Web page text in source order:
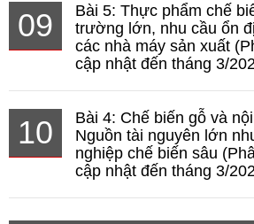
09
Bài 5: Thực phẩm chế
trường lớn, nhu cầu ổn
các nhà máy sản xuất
cập nhật đến tháng 3/
10
Bài 4: Chế biến gỗ và
Nguồn tài nguyên lớn
nghiệp chế biến sâu
cập nhật đến tháng 3/